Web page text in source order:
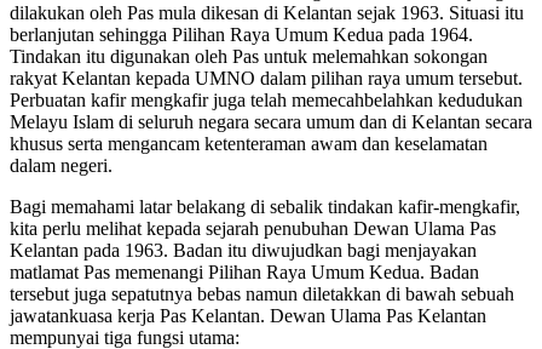
dilakukan oleh Pas mula dikesan di Kelantan sejak 1963. Situasi itu
berlanjutan sehingga Pilihan Raya Umum Kedua pada 1964.
Tindakan itu digunakan oleh Pas untuk melemahkan sokongan
rakyat Kelantan kepada UMNO dalam pilihan raya umum tersebut.
Perbuatan kafir mengkafir juga telah memecahbelahkan kedudukan
Melayu Islam di seluruh negara secara umum dan di Kelantan secara
khusus serta mengancam ketenteraman awam dan keselamatan
dalam negeri.
Bagi memahami latar belakang di sebalik tindakan kafir-mengkafir,
kita perlu melihat kepada sejarah penubuhan Dewan Ulama Pas
Kelantan pada 1963. Badan itu diwujudkan bagi menjayakan
matlamat Pas memenangi Pilihan Raya Umum Kedua. Badan
tersebut juga sepatutnya bebas namun diletakkan di bawah sebuah
jawatankuasa kerja Pas Kelantan. Dewan Ulama Pas Kelantan
mempunyai tiga fungsi utama: